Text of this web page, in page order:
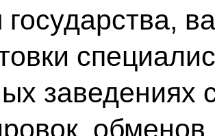
государства,
заведениях